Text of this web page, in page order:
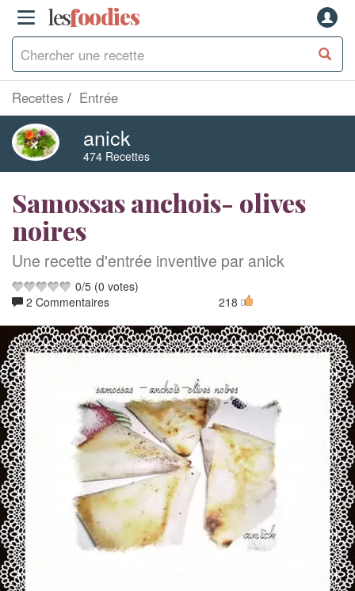
lesfoodies
Recettes Entrée
anick
474 Recettes
Samossas anchois- olives
noires
Une recette d'entrée inventive par anick
0/5 (0 votes)
2 Commentaires
218